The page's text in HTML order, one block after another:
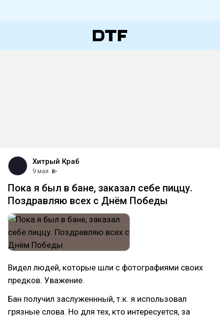
Хитрый Краб
9 мая
Пока я был в бане, заказал себе пиццу.
Поздравляю всех с Днём Победы
Видел людей, которые шли с фотографиями своих
предков. Уважение.
Бан получил заслуженнный, т.к. я использовал
грязные слова. Но для тех, кто интересуется, за